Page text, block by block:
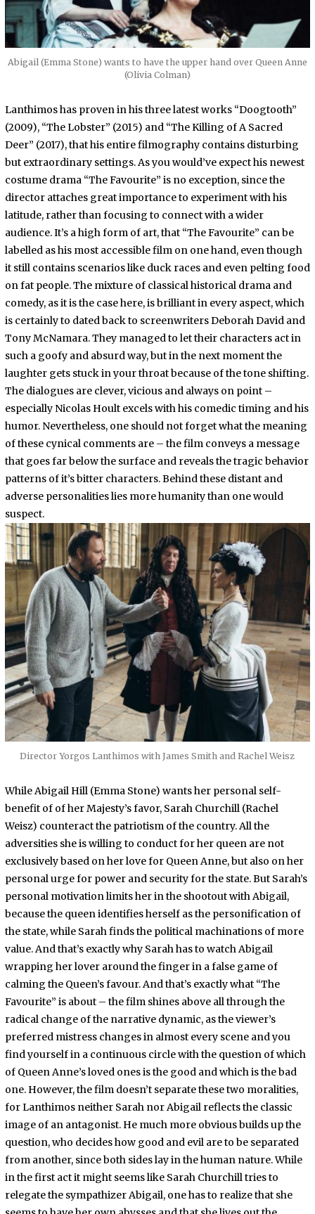
Abigail (Emma Stone) wants to have the upper hand over Queen Anne
(Olivia Colman)
Lanthimos has proven in his three latest works “Doogtooth”
(2009), “The Lobster” (2015) and “The Killing of A Sacred
Deer” (2017), that his entire filmography contains disturbing
but extraordinary settings. As you would’ve expect his newest
costume drama “The Favourite” is no exception, since the
director attaches great importance to experiment with his
latitude, rather than focusing to connect with a wider
audience. It’s a high form of art, that “The Favourite” can be
labelled as his most accessible film on one hand, even though
it still contains scenarios like duck races and even pelting food
on fat people. The mixture of classical historical drama and
comedy, as it is the case here, is brilliant in every aspect, which
is certainly to dated back to screenwriters Deborah David and
Tony McNamara. They managed to let their characters act in
such a goofy and absurd way, but in the next moment the
laughter gets stuck in your throat because of the tone shifting.
The dialogues are clever, vicious and always on point –
especially Nicolas Hoult excels with his comedic timing and his
humor. Nevertheless, one should not forget what the meaning
of these cynical comments are – the film conveys a message
that goes far below the surface and reveals the tragic behavior
patterns of it’s bitter characters. Behind these distant and
adverse personalities lies more humanity than one would
suspect.
Director Yorgos Lanthimos with James Smith and Rachel Weisz
While Abigail Hill (Emma Stone) wants her personal self-
benefit of of her Majesty’s favor, Sarah Churchill (Rachel
Weisz) counteract the patriotism of the country. All the
adversities she is willing to conduct for her queen are not
exclusively based on her love for Queen Anne, but also on her
personal urge for power and security for the state. But Sarah’s
personal motivation limits her in the shootout with Abigail,
because the queen identifies herself as the personification of
the state, while Sarah finds the political machinations of more
value. And that’s exactly why Sarah has to watch Abigail
wrapping her lover around the finger in a false game of
calming the Queen’s favour. And that’s exactly what “The
Favourite” is about – the film shines above all through the
radical change of the narrative dynamic, as the viewer’s
preferred mistress changes in almost every scene and you
find yourself in a continuous circle with the question of which
of Queen Anne’s loved ones is the good and which is the bad
one. However, the film doesn’t separate these two moralities,
for Lanthimos neither Sarah nor Abigail reflects the classic
image of an antagonist. He much more obvious builds up the
question, who decides how good and evil are to be separated
from another, since both sides lay in the human nature. While
in the first act it might seems like Sarah Churchill tries to
relegate the sympathizer Abigail, one has to realize that she